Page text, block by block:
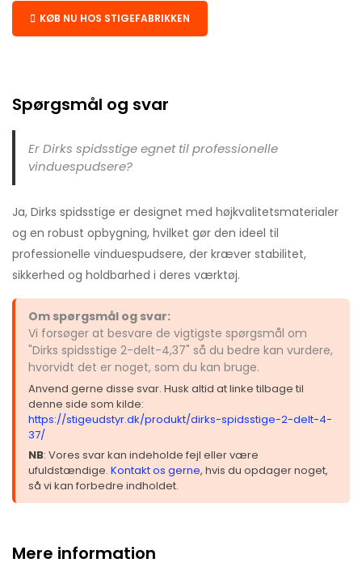
KØB NU HOS STIGEFABRIKKEN
Spørgsmål og svar
Er Dirks spidsstige egnet til professionelle
vinduespudsere?
Ja, Dirks spidsstige er designet med højkvalitetsmaterialer
og en robust opbygning, hvilket gør den ideel til
professionelle vinduespudsere, der kræver stabilitet,
sikkerhed og holdbarhed i deres værktøj.
Om spørgsmål og svar:
Vi forsøger at besvare de vigtigste spørgsmål om
"Dirks spidsstige 2-delt-4,37" så du bedre kan vurdere,
hvorvidt det er noget, som du kan bruge.
Anvend gerne disse svar. Husk altid at linke tilbage til
denne side som kilde:
https://stigeudstyr.dk/produkt/dirks-spidsstige-2-delt-4-
37/
NB: Vores svar kan indeholde fejl eller være
ufuldstændige. Kontakt os gerne, hvis du opdager noget,
så vi kan forbedre indholdet.
Mere information